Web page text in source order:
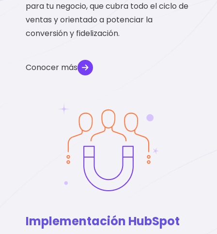
para tu negocio, que cubra todo el ciclo de
ventas y orientado a potenciar la
conversión y fidelización.
Conocer más
Implementación HubSpot